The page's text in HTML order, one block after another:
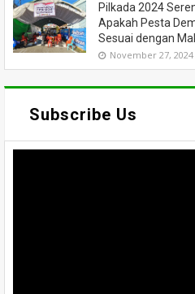
Pilkada 2024
Apakah Pesta
Sesuai dengan
November 27, 2024
Subscribe Us